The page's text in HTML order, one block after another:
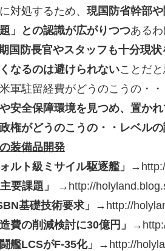
対処するため、 現国防省幹部
」との認識が広がりつつある
国防長官やスタッフも十分現
なるのは避けられないことだ
軍駐留経費がどうのこうの・
安全保障環境を見つめ、置か
権がどうのこうの・・レベル
装備品開発
ォルト級ミサイル駆逐艦」→
主要課題」 → http://
基礎技術要求」→ http://
造費の削減検討に30億円」→
闘艦LCSがF-35化」→ http://